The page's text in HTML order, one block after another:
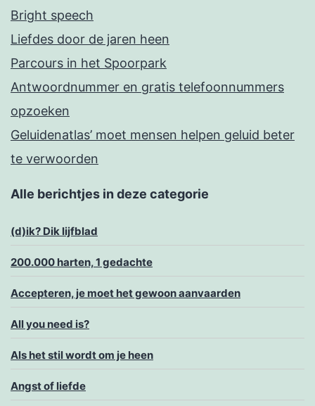
Bright speech
Liefdes door de jaren heen
Parcours in het Spoorpark
Antwoordnummer en gratis telefoonnummers
opzoeken
Geluidenatlas’ moet mensen helpen geluid beter
te verwoorden
Alle berichtjes in deze categorie
(d)ik? Dik lijfblad
200.000 harten, 1 gedachte
Accepteren, je moet het gewoon aanvaarden
All you need is?
Als het stil wordt om je heen
Angst of liefde